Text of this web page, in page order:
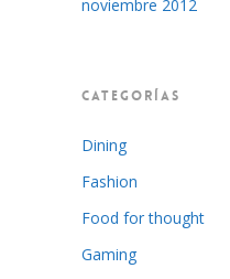
noviembre 2012
CATEGORÍAS
Dining
Fashion
Food for thought
Gaming